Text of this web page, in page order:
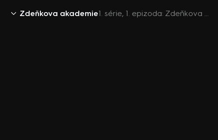
Zdeňkova akademie 1. série, 1. epizoda: Zdeňkova akademie (1)